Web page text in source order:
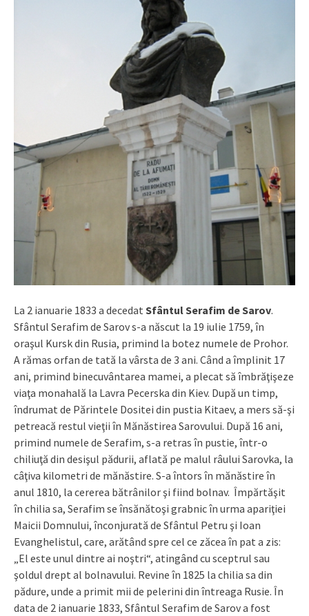
La 2 ianuarie 1833 a decedat Sfântul Serafim de Sarov.
Sfântul Serafim de Sarov s-a născut la 19 iulie 1759, în
oraşul Kursk din Rusia, primind la botez numele de Prohor.
A rămas orfan de tată la vârsta de 3 ani. Când a împlinit 17
ani, primind binecuvântarea mamei, a plecat să îmbrăţişeze
viaţa monahală la Lavra Pecerska din Kiev. După un timp,
îndrumat de Părintele Dositei din pustia Kitaev, a mers să-şi
petreacă restul vieţii în Mănăstirea Sarovului. După 16 ani,
primind numele de Serafim, s-a retras în pustie, într-o
chiliuţă din desişul pădurii, aflată pe malul râului Sarovka, la
câţiva kilometri de mănăstire. S-a întors în mănăstire în
anul 1810, la cererea bătrânilor şi fiind bolnav. Împărtăşit
în chilia sa, Serafim se însănătoşi grabnic în urma apariţiei
Maicii Domnului, înconjurată de Sfântul Petru şi Ioan
Evanghelistul, care, arătând spre cel ce zăcea în pat a zis:
„El este unul dintre ai noştri“, atingând cu sceptrul sau
şoldul drept al bolnavului. Revine în 1825 la chilia sa din
pădure, unde a primit mii de pelerini din întreaga Rusie. În
data de 2 ianuarie 1833, Sfântul Serafim de Sarov a fost